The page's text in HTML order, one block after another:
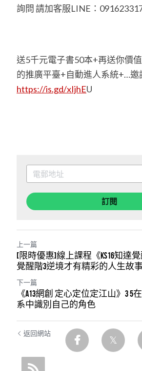
詢問 請加客服LINE：
送5千元電子書50本+再送你價
的推廣平臺+自動進人系統+…邀
https://is.gd/xIjhEU
訂閱
上一篇
[限時優惠]線上課程《KS16知達
覺醒階3逆境才有精彩的人生故
下一篇
《A13網創 定心定位定江山》3 5
系中識別自己的角色
返回網站